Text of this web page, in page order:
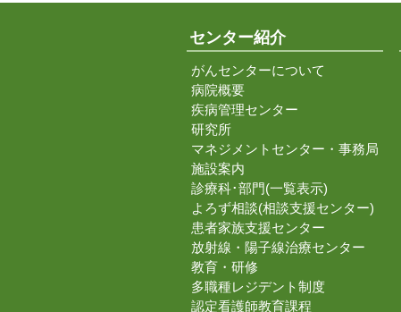
センター紹介
がんセンターについて
病院概要
疾病管理センター
研究所
マネジメントセンター・事務局
施設案内
診療科･部門(一覧表示)
よろず相談(相談支援センター)
患者家族支援センター
放射線・陽子線治療センター
教育・研修
多職種レジデント制度
認定看護師教育課程